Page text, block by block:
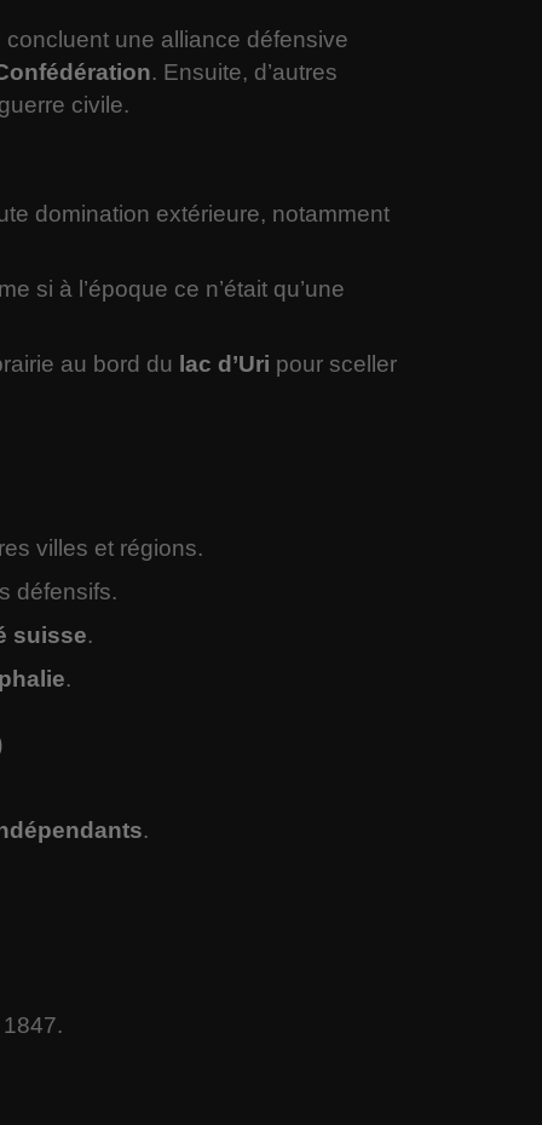
concluent une alliance défensive
. Ensuite, d’autres
civile.
domination extérieure, notamment
si à l’époque ce n’était qu’une
au bord du lac d’Uri pour sceller
villes et régions.
défensifs.
suisse.
.
.